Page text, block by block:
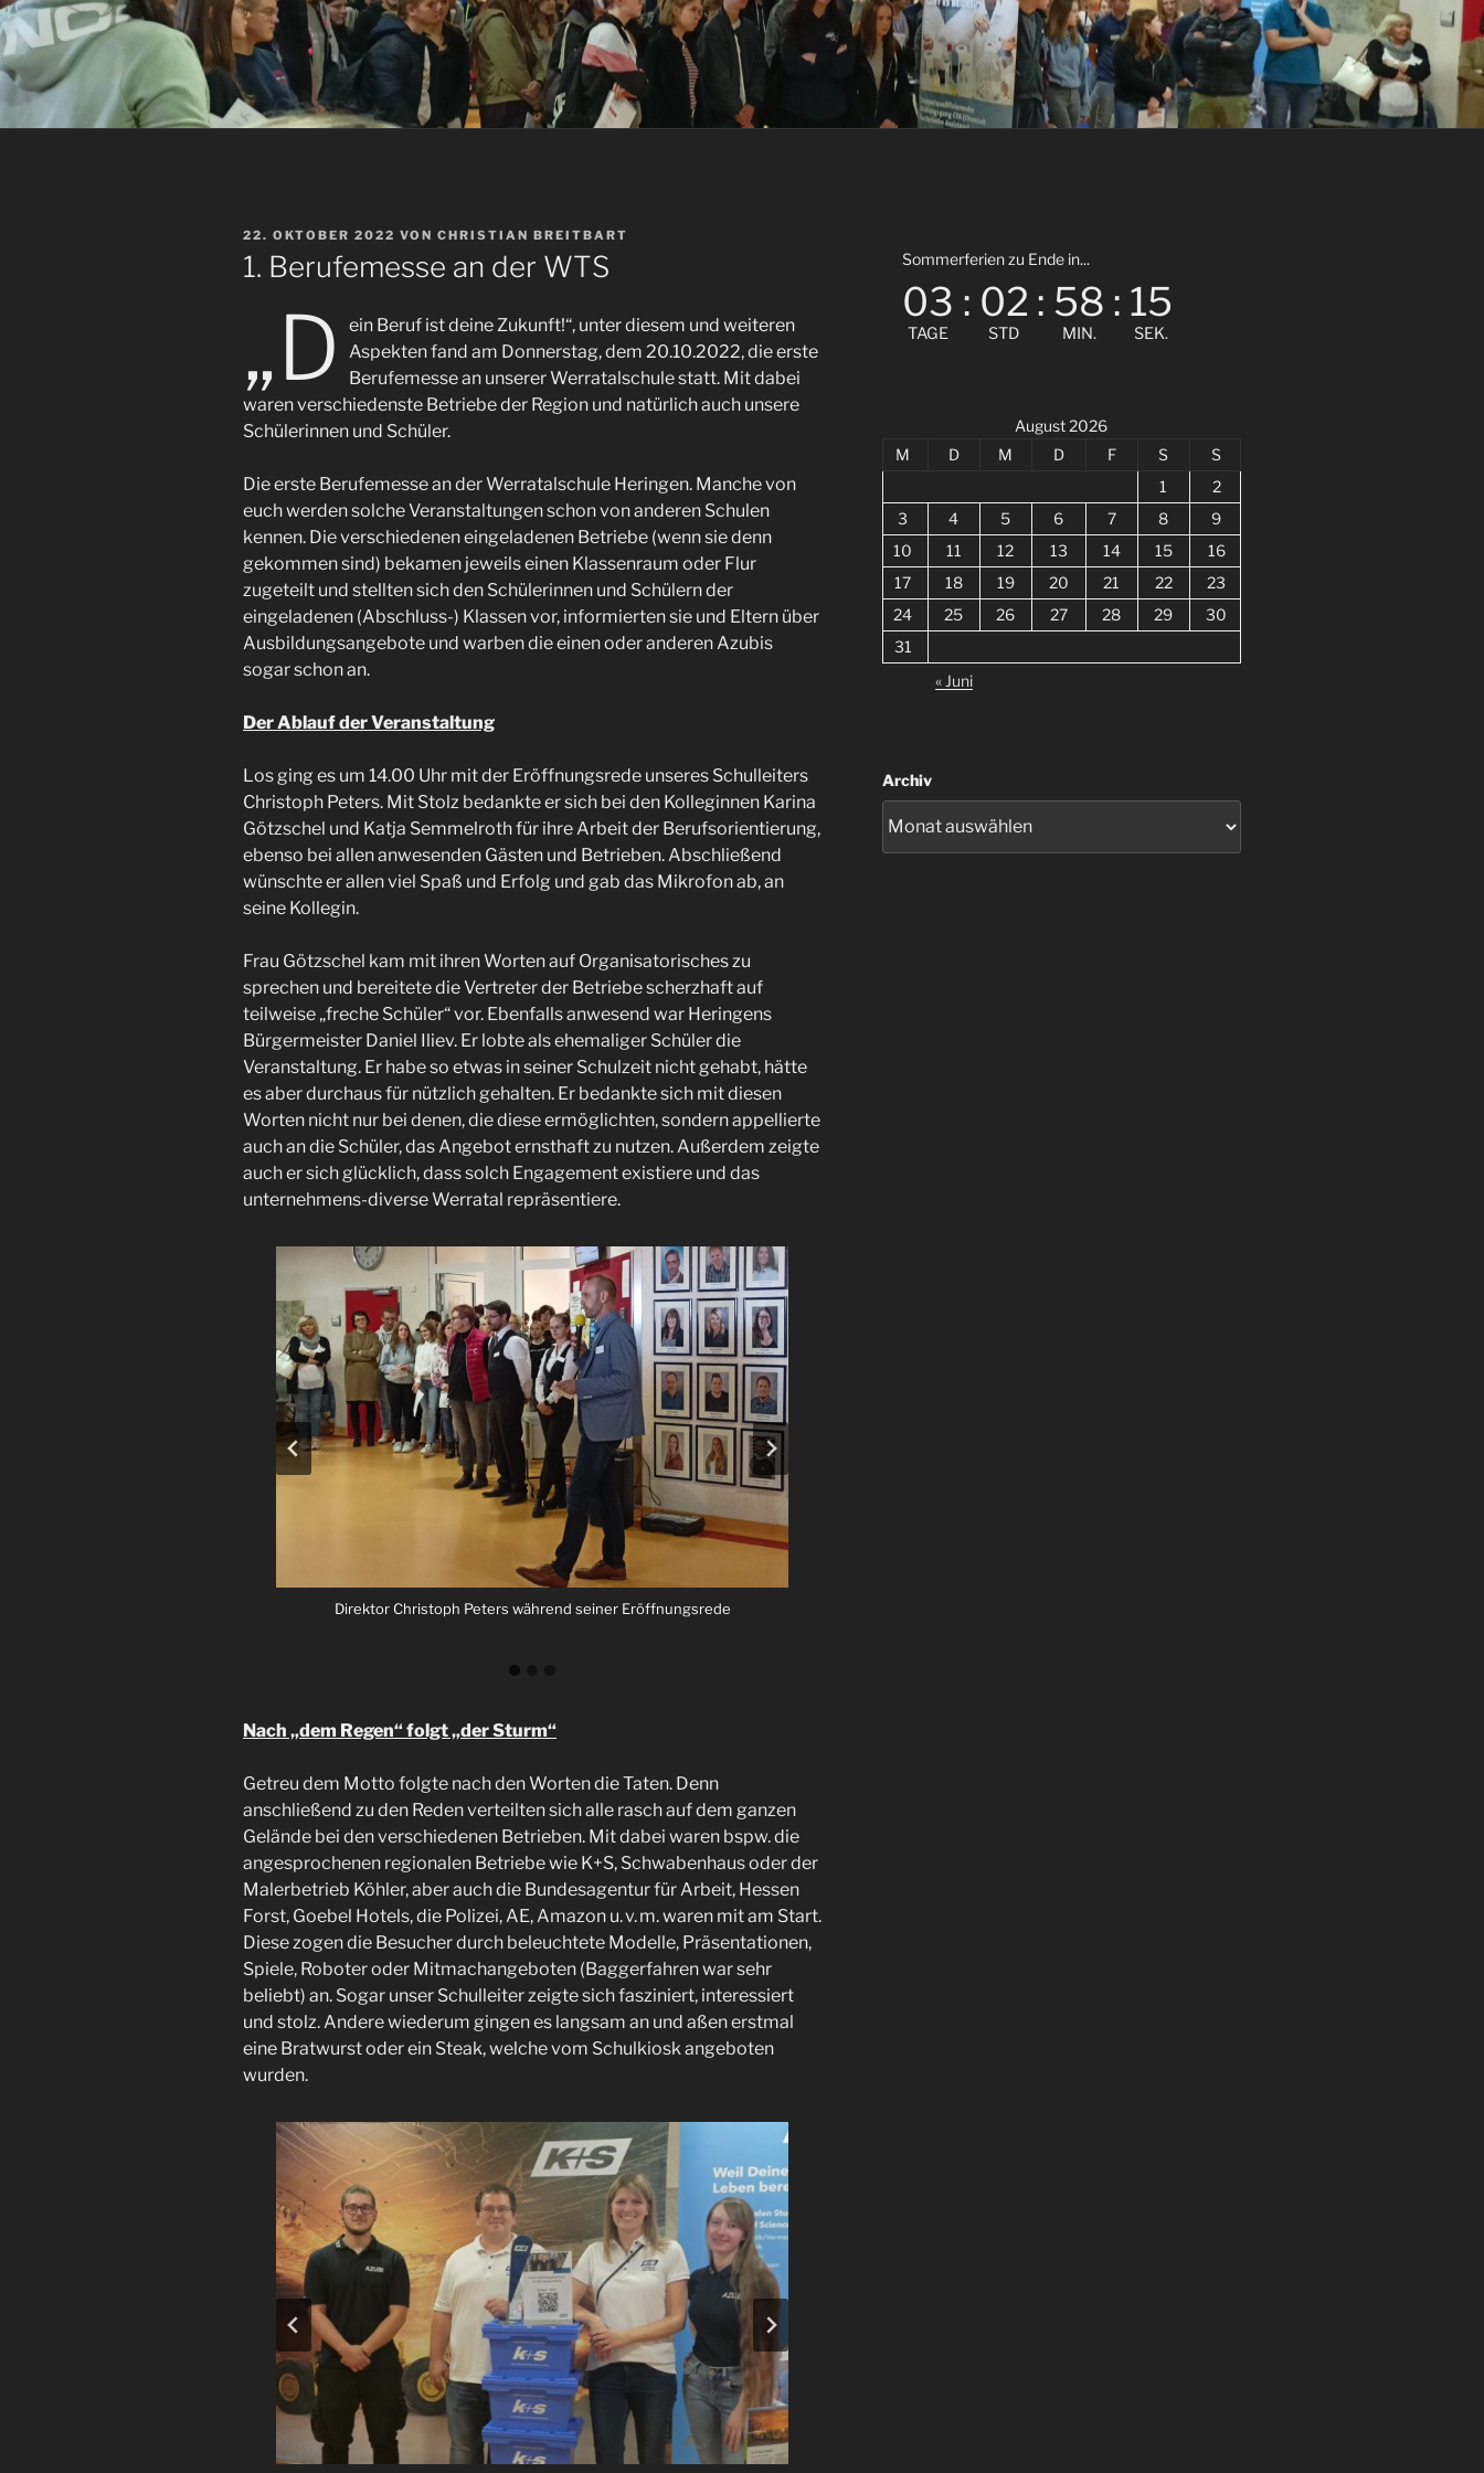
VERÖFFENTLICHT
AM
22. OKTOBER 2022 VON CHRISTIAN BREITBART
1. Berufemesse an der WTS
„D
ein Beruf ist deine Zukunft!“, unter diesem und weiteren
Aspekten fand am Donnerstag, dem 20.10.2022, die erste
Berufemesse an unserer Werratalschule statt. Mit dabei
waren verschiedenste Betriebe der Region und natürlich auch unsere
Schülerinnen und Schüler.
Die erste Berufemesse an der Werratalschule Heringen. Manche von
euch werden solche Veranstaltungen schon von anderen Schulen
kennen. Die verschiedenen eingeladenen Betriebe (wenn sie denn
gekommen sind) bekamen jeweils einen Klassenraum oder Flur
zugeteilt und stellten sich den Schülerinnen und Schülern der
eingeladenen (Abschluss-) Klassen vor, informierten sie und Eltern über
Ausbildungsangebote und warben die einen oder anderen Azubis
sogar schon an.
Der Ablauf der Veranstaltung
Los ging es um 14.00 Uhr mit der Eröffnungsrede unseres Schulleiters
Christoph Peters. Mit Stolz bedankte er sich bei den Kolleginnen Karina
Götzschel und Katja Semmelroth für ihre Arbeit der Berufsorientierung,
ebenso bei allen anwesenden Gästen und Betrieben. Abschließend
wünschte er allen viel Spaß und Erfolg und gab das Mikrofon ab, an
seine Kollegin.
Frau Götzschel kam mit ihren Worten auf Organisatorisches zu
sprechen und bereitete die Vertreter der Betriebe scherzhaft auf
teilweise „freche Schüler“ vor. Ebenfalls anwesend war Heringens
Bürgermeister Daniel Iliev. Er lobte als ehemaliger Schüler die
Veranstaltung. Er habe so etwas in seiner Schulzeit nicht gehabt, hätte
es aber durchaus für nützlich gehalten. Er bedankte sich mit diesen
Worten nicht nur bei denen, die diese ermöglichten, sondern appellierte
auch an die Schüler, das Angebot ernsthaft zu nutzen. Außerdem zeigte
auch er sich glücklich, dass solch Engagement existiere und das
unternehmens-diverse Werratal repräsentiere.
Direktor Christoph Peters während seiner Eröffnungsrede
Frau Götzschels Worte zur Veranstaltung
Redner Bürgermesiter Iliev (v. links), Frau Semmelroth, Frau Götzschel,
Nach „dem Regen“ folgt „der Sturm“
Getreu dem Motto folgte nach den Worten die Taten. Denn
anschließend zu den Reden verteilten sich alle rasch auf dem ganzen
Gelände bei den verschiedenen Betrieben. Mit dabei waren bspw. die
angesprochenen regionalen Betriebe wie K+S, Schwabenhaus oder der
Malerbetrieb Köhler, aber auch die Bundesagentur für Arbeit, Hessen
Forst, Goebel Hotels, die Polizei, AE, Amazon u. v. m. waren mit am Start.
Diese zogen die Besucher durch beleuchtete Modelle, Präsentationen,
Spiele, Roboter oder Mitmachangeboten (Baggerfahren war sehr
beliebt) an. Sogar unser Schulleiter zeigte sich fasziniert, interessiert
und stolz. Andere wiederum gingen es langsam an und aßen erstmal
eine Bratwurst oder ein Steak, welche vom Schulkiosk angeboten
wurden.
Sommerferien zu Ende in...
03
TAGE
: 02
STD
: 58
MIN.
: 14
SEK.
August 2026
M
D M D F S
S
1
2
3
4 5 6 7 8
9
10
11 12 13 14 15
16
17
18 19 20 21 22
23
24
25 26 27 28 29
30
31
« Juni
Archiv